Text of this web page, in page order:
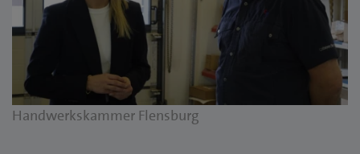
Handwerkskammer Flensburg